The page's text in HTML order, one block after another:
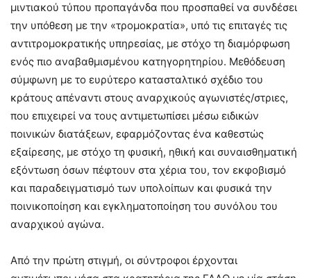
μιντιακού τύπου προπαγάνδα που προσπαθεί να συνδέσει
την υπόθεση με την «τρομοκρατία», υπό τις επιταγές τις
αντιτρομοκρατικής υπηρεσίας, με στόχο τη διαμόρφωση
ενός πιο αναβαθμισμένου κατηγορητηρίου. Μεθόδευση
σύμφωνη με το ευρύτερο κατασταλτικό σχέδιο του
κράτους απέναντι στους αναρχικούς αγωνιστές/στριες,
που επιχειρεί να τους αντιμετωπίσει μέσω ειδικών
ποινικών διατάξεων, εφαρμόζοντας ένα καθεστώς
εξαίρεσης, με στόχο τη φυσική, ηθική και συναισθηματική
εξόντωση όσων πέφτουν στα χέρια του, τον εκφοβισμό
και παραδειγματισμό των υπολοίπων και φυσικά την
ποινικοποίηση και εγκληματοποίηση του συνόλου του
αναρχικού αγώνα.
Από την πρώτη στιγμή, οι σύντροφοι έρχονται